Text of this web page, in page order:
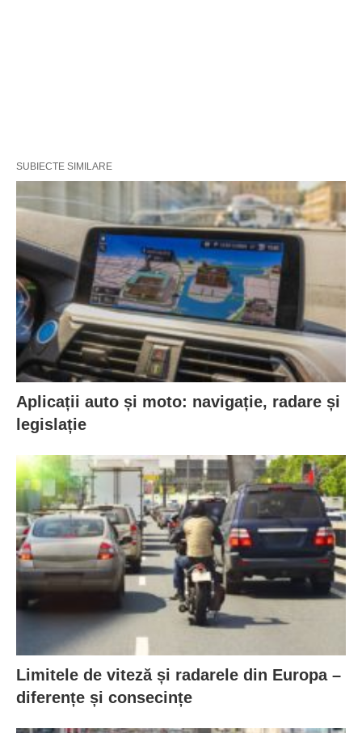
SUBIECTE SIMILARE
Aplicații auto și moto: navigație, radare și
legislație
Limitele de viteză și radarele din Europa –
diferențe și consecințe